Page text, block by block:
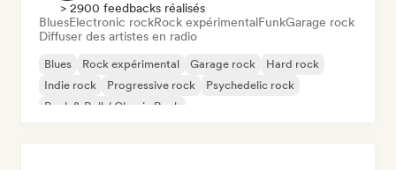
> 2900 feedbacks réalisés
BluesElectronic rockRock expérimentalFunkGarage rock
Diffuser des artistes en radio
Blues Rock expérimental Garage rock
Hard rock
Indie rock
Progressive rock
Psychedelic rock
Rock & Roll / Classic Rock